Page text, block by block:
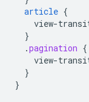
article {
view-
}
.pagination {
view-
}
}